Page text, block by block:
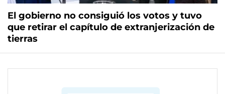
El gobierno no consiguió los votos y tuvo
que retirar el capítulo de extranjerización de
tierras